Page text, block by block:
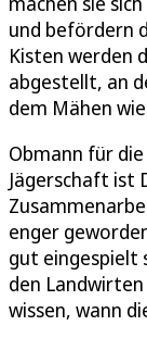
und befördern
Kisten werden
abgestellt, an
dem Mähen
Obmann für
Jägerschaft ist
enger
gut eingespielt
den
wissen, wann